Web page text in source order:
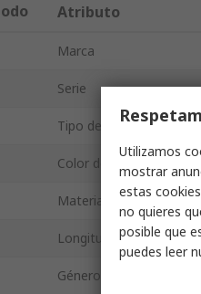
Atributo
Marca
Serie
Tipo de producto
Color de la cubierta
Material de la cubierta
Longitud del cable
Género del conector A
Utilizamos
mostrar
estas
no quieres
posible que
puedes leer